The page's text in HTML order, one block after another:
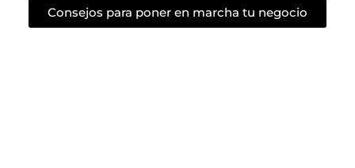
Consejos para poner en marcha tu negocio